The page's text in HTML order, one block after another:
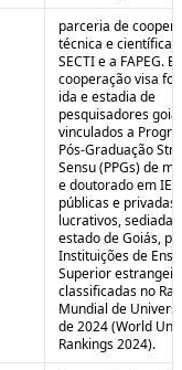
parceria de
técnica e científica
SECTI e a FAPEG.
cooperação visa
ida e estadia de
pesquisadores
vinculados a
Pós-Graduação
Sensu (PPGs) de
e doutorado em IES
públicas e privadas
lucrativos,
estado de Goiás,
Instituições de
Superior
classificadas no
Mundial de
de 2024 (World
Rankings 2024).